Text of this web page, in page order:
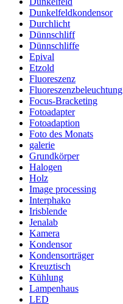
Dunkelfeldkondensor
Durchlicht
Dünnschliff
Dünnschliffe
Epival
Etzold
Fluoreszenz
Fluoreszenzbeleuchtung
Focus-Bracketing
Fotoadapter
Fotoadaption
Foto des Monats
galerie
Grundkörper
Halogen
Holz
Image processing
Interphako
Irisblende
Jenalab
Kamera
Kondensor
Kondensorträger
Kreuztisch
Kühlung
Lampenhaus
LED